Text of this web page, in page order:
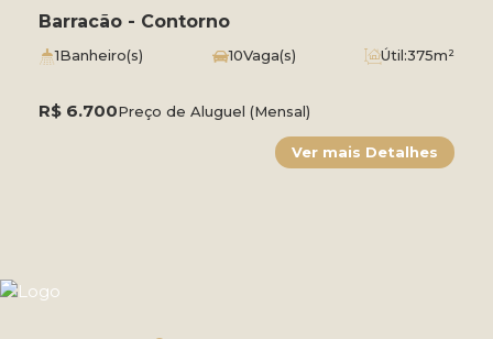
Barracão - Contorno
R$ 6.700Preço de Aluguel (Mensal)
Ponta Grossa, Paraná, Brasil
1Banheiro(s) 10Vaga(s) Útil:375m²